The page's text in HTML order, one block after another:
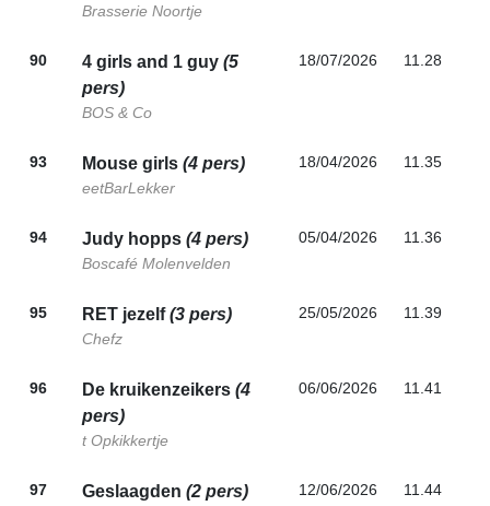
Brasserie Noortje
90 4 girls and 1 guy (5
pers)
BOS & Co
18/07/2026 11.28
93 Mouse girls (4 pers)
eetBarLekker
18/04/2026 11.35
94 Judy hopps (4 pers)
Boscafé Molenvelden
05/04/2026 11.36
95 RET jezelf(3 pers)
Chefz
25/05/2026 11.39
96 De kruikenzeikers (4
pers)
t Opkikkertje
06/06/2026 11.41
97 Geslaagden (2 pers) 12/06/2026 11.44